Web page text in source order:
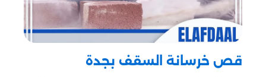
قص خرسانة السقف​ بجدة